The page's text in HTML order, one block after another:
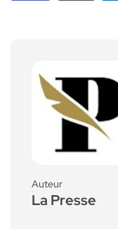
Auteur
La Presse